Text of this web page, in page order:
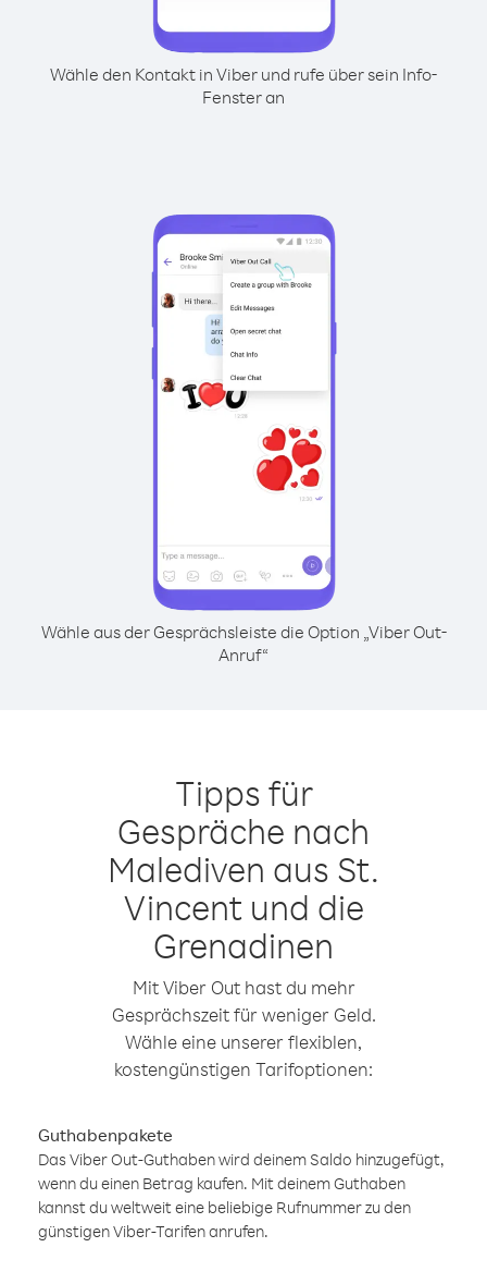
Wähle den Kontakt in Viber und rufe über sein Info-
Fenster an
Wähle aus der Gesprächsleiste die Option „Viber Out-
Anruf“
Tipps für
Gespräche nach
Malediven aus St.
Vincent und die
Grenadinen
Mit Viber Out hast du mehr
Gesprächszeit für weniger Geld.
Wähle eine unserer flexiblen,
kostengünstigen Tarifoptionen:
Guthabenpakete
Das Viber Out-Guthaben wird deinem Saldo hinzugefügt,
wenn du einen Betrag kaufen. Mit deinem Guthaben
kannst du weltweit eine beliebige Rufnummer zu den
günstigen Viber-Tarifen anrufen.